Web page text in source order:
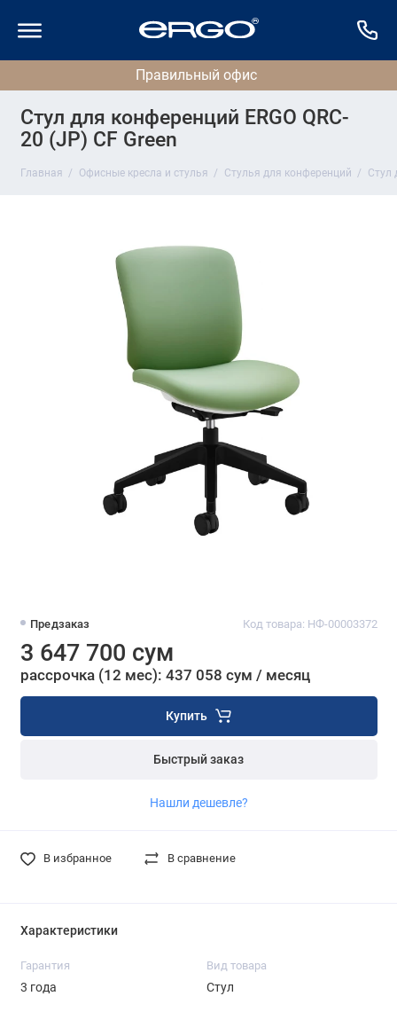
Стул для конференций ERGO QRC-
20 (JP) CF Green
Главная Офисные кресла и стулья Стулья для конференций Стул
Предзаказ Код товара: НФ-00003372
3 647 700 сум
рассрочка (12 мес): 437 058 сум / месяц
Купить
Быстрый заказ
Нашли дешевле?
В избранное В сравнение
Характеристики
Гарантия
3 года
Вид товара
Стул